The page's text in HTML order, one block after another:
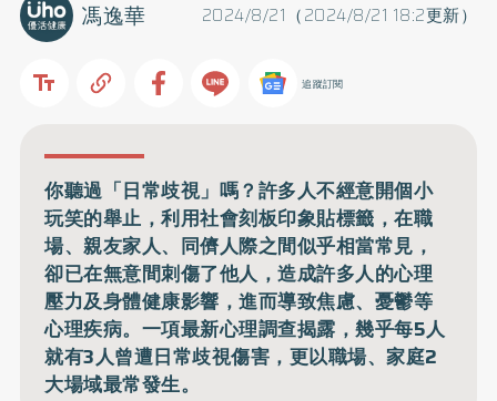
2024/8/21（2024/8/21 18:2更新）
馮逸華
追蹤訂閱
你聽過「日常歧視」嗎？許多人不經意開個小
玩笑的舉止，利用社會刻板印象貼標籤，在職
場、親友家人、同儕人際之間似乎相當常見，
卻已在無意間刺傷了他人，造成許多人的心理
壓力及身體健康影響，進而導致焦慮、憂鬱等
心理疾病。一項最新心理調查揭露，幾乎每5人
就有3人曾遭日常歧視傷害，更以職場、家庭2
大場域最常發生。